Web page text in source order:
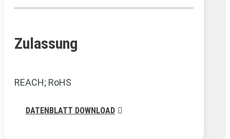
Zulassung
REACH; RoHS
DATENBLATT DOWNLOAD